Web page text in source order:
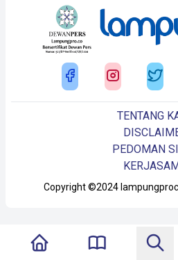
Copyright ©2024
TENTANG
PEDOMAN